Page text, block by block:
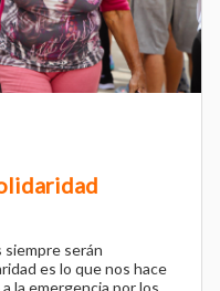
siempre serán
es lo que nos hace
la emergencia por los